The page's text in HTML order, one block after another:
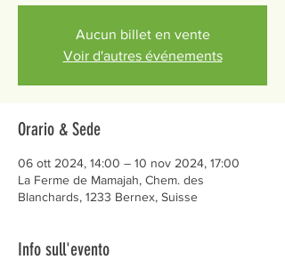
Aucun billet en vente
Voir d'autres événements
Orario & Sede
06 ott 2024, 14:00 – 10 nov 2024, 17:00
La Ferme de Mamajah, Chem. des
Blanchards, 1233 Bernex, Suisse
Info sull'evento